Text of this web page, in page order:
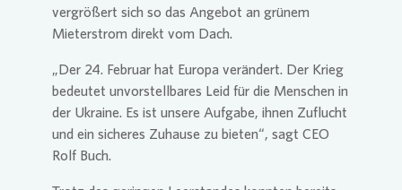
vergrößert sich so das Angebot an grünem
Mieterstrom direkt vom Dach.
„Der 24. Februar hat Europa verändert. Der Krieg
bedeutet unvorstellbares Leid für die Menschen in
der Ukraine. Es ist unsere Aufgabe, ihnen Zuflucht
und ein sicheres Zuhause zu bieten“, sagt CEO
Rolf Buch.